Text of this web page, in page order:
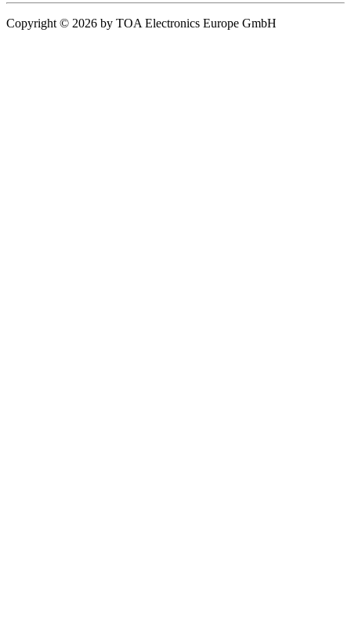
Copyright © 2026 by TOA Electronics Europe GmbH